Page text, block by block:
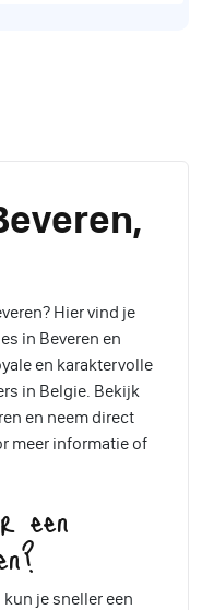
Hier vind je
in Beveren en
en karaktervolle
in Belgie. Bekijk
en neem direct
meer informatie of
een
je sneller een